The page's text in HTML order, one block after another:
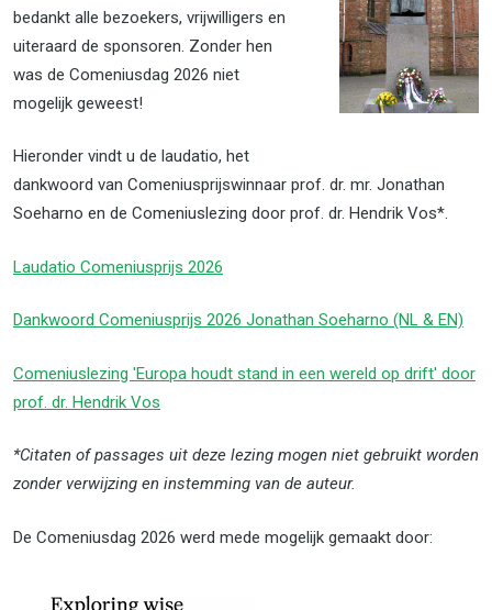
bedankt alle bezoekers, vrijwilligers en
uiteraard de sponsoren. Zonder hen
was de Comeniusdag 2026 niet
mogelijk geweest!
Hieronder vindt u de laudatio, het
dankwoord van Comeniusprijswinnaar prof. dr. mr. Jonathan
Soeharno en de Comeniuslezing door prof. dr. Hendrik Vos*.
Laudatio Comeniusprijs 2026
Dankwoord Comeniusprijs 2026 Jonathan Soeharno (NL & EN)
Comeniuslezing 'Europa houdt stand in een wereld op drift' door
prof. dr. Hendrik Vos
*Citaten of passages uit deze lezing mogen niet gebruikt worden
zonder verwijzing en instemming van de auteur.
De Comeniusdag 2026 werd mede mogelijk gemaakt door: